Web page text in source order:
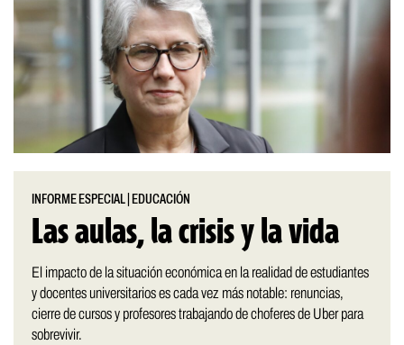
INFORME ESPECIAL EDUCACIÓN
Las aulas, la crisis y la vida
El impacto de la situación económica en la realidad de estudiantes
y docentes universitarios es cada vez más notable: renuncias,
cierre de cursos y profesores trabajando de choferes de Uber para
sobrevivir.